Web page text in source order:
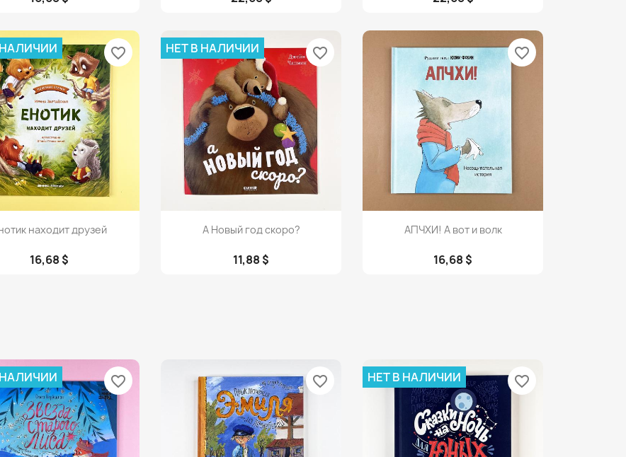
Просмотр
находит друзей
16,68 $
favorite_border
Просмотр
А Новый год скоро?
11,88 $
НЕТ В НАЛИЧИИ favorite_border
Просмотр
АПЧХИ! А вот и волк
16,68 $
favorite_border
favorite_border favorite_border НЕТ В НАЛИЧИИ favorite_border